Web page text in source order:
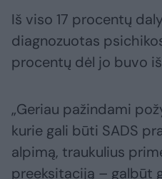
Iš viso 17 procentų
diagnozuotas
procentų dėl jo buvo
„Geriau pažindami
kurie gali būti SADS
alpimą, traukulius
preeksitaciją – galbūt